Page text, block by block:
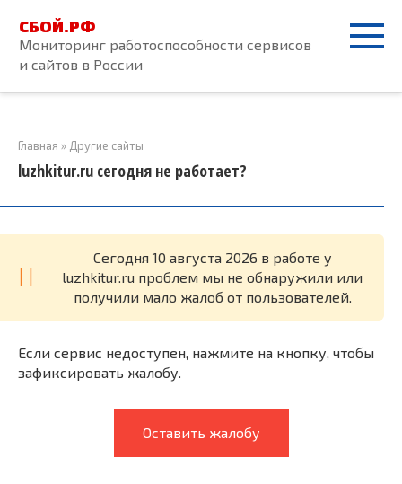
контенту
СБОЙ.РФ
Мониторинг работоспособности сервисов
и сайтов в России
Главная » Другие сайты
luzhkitur.ru сегодня не работает?
Cегодня 10 августа 2026 в работе у
luzhkitur.ru проблем мы не обнаружили или
получили мало жалоб от пользователей.
Если сервис недоступен, нажмите на кнопку, чтобы
зафиксировать жалобу.
Оставить жалобу